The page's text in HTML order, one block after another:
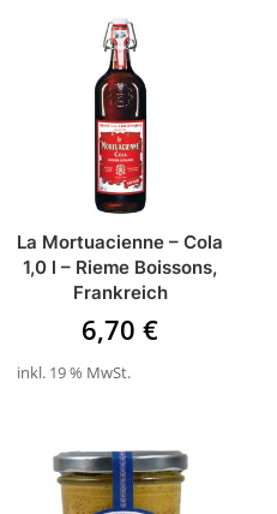
La Mortuacienne – Cola
1,0 l – Rieme Boissons,
Frankreich
6,70€
inkl. 19 % MwSt.